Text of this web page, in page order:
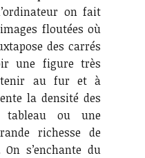
on fait
floutées où
des carrés
une figure très
au fur et à
la densité des
tableau ou une
richesse de
s’enchante du